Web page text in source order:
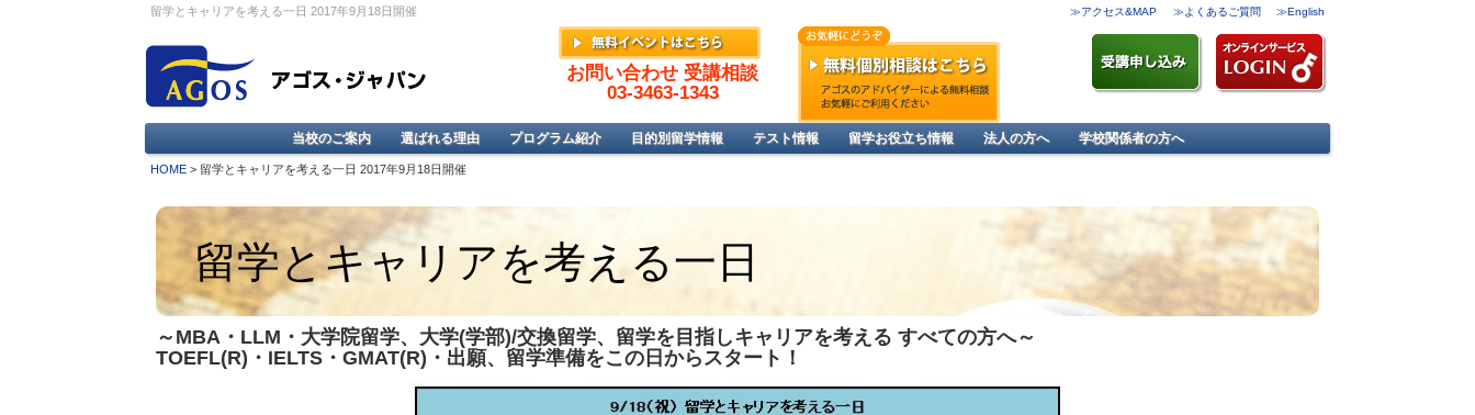
留学とキャリアを考える一日 2017年9月18日開催 ≫English
≫よくあるご質問
≫アクセス&MAP
お問い合わせ 受講相談
03-3463-1343
当校のご案内 選ばれる理由 プログラム紹介 目的別留学情報 テスト情報 留学お役立ち情報 法人の方へ 学校関係者の方へ
HOME > 留学とキャリアを考える一日 2017年9月18日開催
留学とキャリアを考える一日
～MBA・LLM・大学院留学、大学(学部)/交換留学、留学を目指しキャリアを考える すべての方へ～
TOEFL(R)・IELTS・GMAT(R)・出願、留学準備をこの日からスタート！